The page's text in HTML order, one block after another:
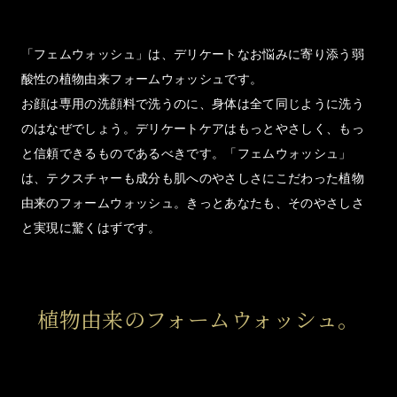
「フェムウォッシュ」は、デリケートなお悩みに寄り添う弱
酸性の植物由来フォームウォッシュです。
お顔は専用の洗顔料で洗うのに、身体は全て同じように洗う
のはなぜでしょう。デリケートケアはもっとやさしく、もっ
と信頼できるものであるべきです。「フェムウォッシュ」
は、テクスチャーも成分も肌へのやさしさにこだわった植物
由来のフォームウォッシュ。きっとあなたも、そのやさしさ
と実現に驚くはずです。
植物由来のフォームウォッシュ。